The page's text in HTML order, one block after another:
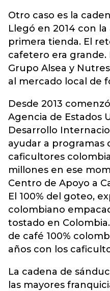
Otro caso es la
Llegó en 2014 con
primera tienda. El
cafetero era grande.
Grupo Alsea y
al mercado local de
Desde 2013
Agencia de Estados
Desarrollo
ayudar a programas
caficultores
millones en ese
Centro de Apoyo a
El 100% del goteo,
colombiano
tostado en
de café 100%
años con los
La cadena de
las mayores